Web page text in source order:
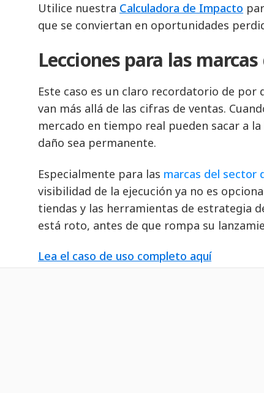
Utilice nuestra Calculadora de Impacto
que se conviertan en oportunidades
Lecciones para las
Este caso es un claro recordatorio de
van más allá de las cifras de ventas.
mercado en tiempo real pueden sacar a
daño sea permanente.
Especialmente para las marcas del sector
visibilidad de la ejecución ya no es
tiendas y las herramientas de estrategia
está roto, antes de que rompa su
Lea el caso de uso completo aquí